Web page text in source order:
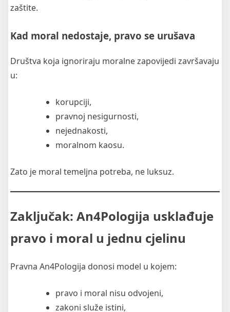
zaštite.
Kad moral nedostaje, pravo se urušava
Društva koja ignoriraju moralne zapovijedi završavaju
u:
korupciji,
pravnoj nesigurnosti,
nejednakosti,
moralnom kaosu.
Zato je moral temeljna potreba, ne luksuz.
Zaključak: An4Pologija usklađuje
pravo i moral u jednu cjelinu
Pravna An4Pologija donosi model u kojem:
pravo i moral nisu odvojeni,
zakoni služe istini,